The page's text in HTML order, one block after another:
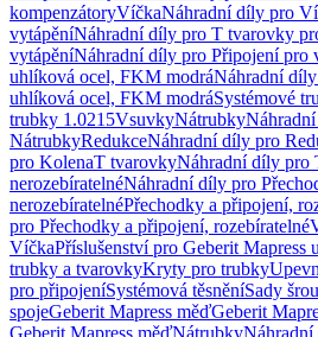
kompenzátoryVíčkaNáhradní díly pro
vytápěníNáhradní díly pro T tvarovky
vytápěníNáhradní díly pro Připojení pro
uhlíková ocel, FKM modráNáhradní
uhlíková ocel, FKM modráSystémové
trubky 1.0215VsuvkyNátrubky
NátrubkyRedukceNáhradní díly pro
pro KolenaT tvarovkyNáhradní díly pro
nerozebíratelnéNáhradní díly pro
nerozebíratelnéPřechodky a připojení,
pro Přechodky a připojení, rozebíratelné
VíčkaPříslušenství pro Geberit Mapress
trubky a tvarovkyKryty pro trubky
pro připojeníSystémová těsněníSady
spojeGeberit Mapress měďGeberit
Geberit Mapress měďNátrubky